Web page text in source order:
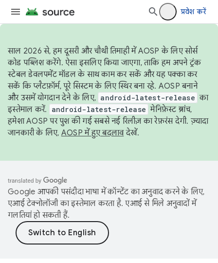
प्रवेश करें
साल 2026 से, हम दूसरी और चौथी तिमाही में AOSP के लिए सोर्स
कोड पब्लिश करेंगे. ऐसा इसलिए किया जाएगा, ताकि हम अपने ट्रंक
स्टेबल डेवलपमेंट मॉडल के साथ काम कर सकें और यह पक्का कर
सकें कि प्लैटफ़ॉर्म, पूरे सिस्टम के लिए स्थिर बना रहे. AOSP बनाने
और उसमें योगदान देने के लिए, android-latest-release का
इस्तेमाल करें.
android-latest-release मेनिफ़ेस्ट ब्रांच,
हमेशा AOSP पर पुश की गई सबसे नई रिलीज़ का रेफ़रंस देगी. ज़्यादा
जानकारी के लिए, AOSP में हुए बदलावदेखें.
Google आपकी पसंदीदा भाषा में कॉन्टेंट का अनुवाद करने के लिए,
एआई टेक्नोलॉजी का इस्तेमाल करता है. एआई से मिले अनुवादों में
गलतियां हो सकती हैं.